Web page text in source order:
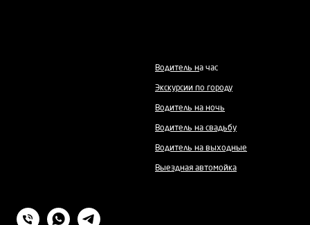
Водитель на час
Экскурсии по городу
Водитель на ночь
Водитель на свадьбу
Водитель на выходные
Выездная автомойка